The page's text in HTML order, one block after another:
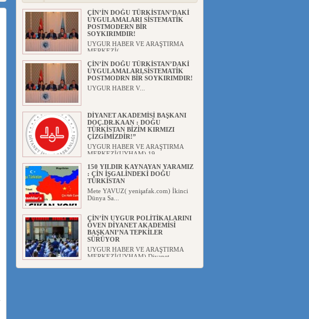
ÇİN’İN DOĞU TÜRKİSTAN’DAKİ
UYGULAMALARI SİSTEMATİK
POSTMODERN BİR
SOYKIRIMDIR!
UYGUR HABER VE ARAŞTIRMA
MERKEZİ(...
ÇİN’İN DOĞU TÜRKİSTAN’DAKİ
UYGULAMALARI,SİSTEMATİK
POSTMODRN BİR SOYKIRIMDIR!
UYGUR HABER V...
DİYANET AKADEMİSİ BAŞKANI
DOÇ.DR.KAAN : DOĞU
TÜRKİSTAN BİZİM KIRMIZI
ÇİZGİMİZDİR!”
UYGUR HABER VE ARAŞTIRMA
MERKEZİ(UYHAM) 19...
150 YILDIR KAYNAYAN YARAMIZ
: ÇİN İŞGALİNDEKİ DOĞU
TÜRKİSTAN
Mete YAVUZ( yenişafak.com) İkinci
Dünya Sa...
ÇİN’İN UYGUR POLİTİKALARINI
ÖVEN DİYANET AKADEMİSİ
BAŞKANI’NA TEPKİLER
SÜRÜYOR
UYGUR HABER VE ARAŞTIRMA
MERKEZİ(UYHAM) Diyanet
MHP’DEN URUMÇİ KATLİAMI